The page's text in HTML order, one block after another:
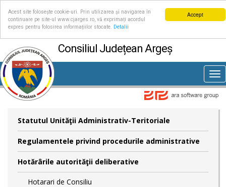
Accept
Acest site folosește cookie-uri. Prin utilizarea și navigarea în
continuare pe site-ul www.cjarges.ro, vă exprimați acordul
expres pentru folosirea informațiilor stocate.
Detalii
Consiliul Județean Argeș
Statutul Unităţii Administrativ-Teritoriale
Regulamentele privind procedurile administrative
Hotărârile autorităţii deliberative
Hotarari de Consiliu